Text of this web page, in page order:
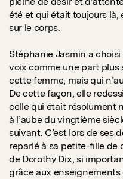
été et qui était toujours là,
sur le corps.
Stéphanie Jasmin a
voix comme une part
cette femme, mais qui
De cette façon, elle
celle qui était résolument
à l’aube du vingtième
suivant. C’est lors de ses
reparlé à sa petite-fille de
de Dorothy Dix, si
grâce aux enseignements